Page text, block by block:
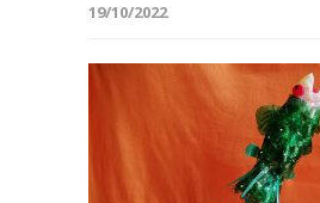
19/10/2022